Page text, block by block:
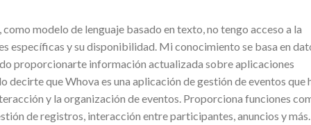
modelo de lenguaje basado en texto, no tengo acceso a la
específicas y su disponibilidad. Mi conocimiento se basa en
proporcionarte información actualizada sobre aplicaciones
decirte que Whova es una aplicación de gestión de eventos que
y la organización de eventos. Proporciona funciones
de registros, interacción entre participantes, anuncios y